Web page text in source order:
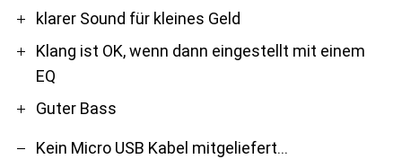
Proklarer Sound für kleines Geld
Klang ist OK, wenn dann eingestellt mit einem
EQ
Guter Bass
Contra
Kein Micro USB Kabel mitgeliefert...